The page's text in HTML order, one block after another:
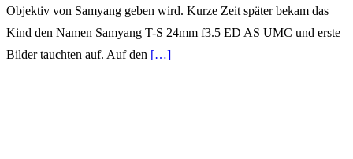
Objektiv von Samyang geben wird. Kurze Zeit später bekam das
Kind den Namen Samyang T-S 24mm f3.5 ED AS UMC und erste
Bilder tauchten auf. Auf den […]